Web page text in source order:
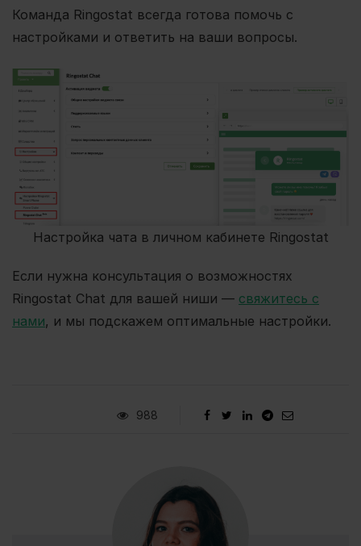
Команда Ringostat всегда готова помочь с
настройками и ответить на ваши вопросы.
Настройка чата в личном кабинете Ringostat
Если нужна консультация о возможностях
Ringostat Chat для вашей ниши — свяжитесь с
нами, и мы подскажем оптимальные настройки.
988